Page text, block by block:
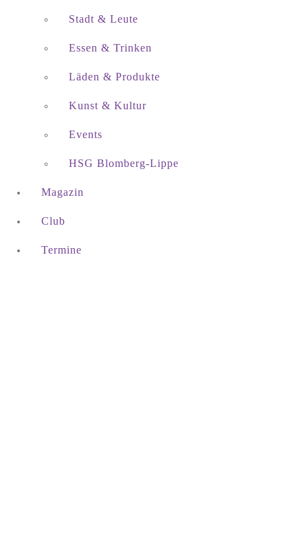
Stadt & Leute
Essen & Trinken
Läden & Produkte
Kunst & Kultur
Events
HSG Blomberg-Lippe
Magazin
Club
Termine